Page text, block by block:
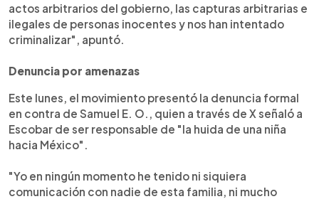
actos arbitrarios del gobierno, las capturas arbitrarias e
ilegales de personas inocentes y nos han intentado
criminalizar", apuntó.
Denuncia por amenazas
Este lunes, el movimiento presentó la denuncia formal
en contra de Samuel E. O., quien a través de X señaló a
Escobar de ser responsable de "la huida de una niña
hacia México".
"Yo en ningún momento he tenido ni siquiera
comunicación con nadie de esta familia, ni mucho